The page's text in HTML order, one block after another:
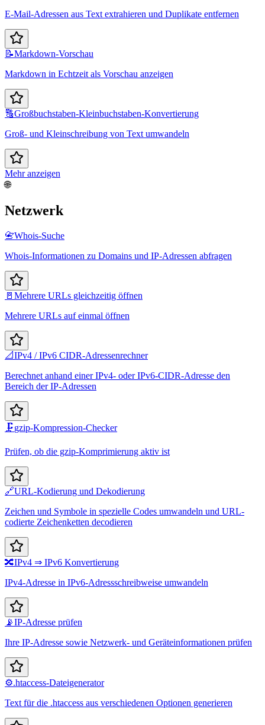
E-Mail-Adressen aus Text extrahieren und Duplikate entfernen
📝Markdown-Vorschau
Markdown in Echtzeit als Vorschau anzeigen
🔠Großbuchstaben-Kleinbuchstaben-Konvertierung
Groß- und Kleinschreibung von Text umwandeln
Mehr anzeigen
🌐
Netzwerk
📇Whois-Suche
Whois-Informationen zu Domains und IP-Adressen abfragen
🚪 Mehrere URLs gleichzeitig öffnen
Mehrere URLs auf einmal öffnen
📐IPv4 / IPv6 CIDR-Adressenrechner
Berechnet anhand einer IPv4- oder IPv6-CIDR-Adresse den
Bereich der IP-Adressen
🗜️gzip-Kompression-Checker
Prüfen, ob die gzip-Komprimierung aktiv ist
🔗URL-Kodierung und Dekodierung
Zeichen und Symbole in spezielle Codes umwandeln und URL-
codierte Zeichenketten decodieren
🔀IPv4 ⇒ IPv6 Konvertierung
IPv4-Adresse in IPv6-Adressschreibweise umwandeln
📡IP-Adresse prüfen
Ihre IP-Adresse sowie Netzwerk- und Geräteinformationen prüfen
⚙️.htaccess-Dateigenerator
Text für die .htaccess aus verschiedenen Optionen generieren